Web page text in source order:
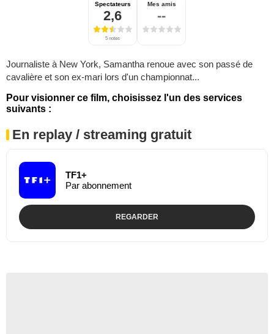
Spectateurs
2,6
5 notes
Mes amis
--
Journaliste à New York, Samantha renoue avec son passé de
cavalière et son ex-mari lors d'un championnat...
Pour visionner ce film, choisissez l'un des services
suivants :
En replay / streaming gratuit
TF1+
Par abonnement
REGARDER